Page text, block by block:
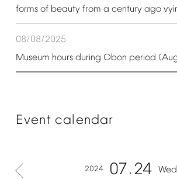
forms of beauty from a century ago
08/08/2025
Museum hours during Obon period
Event calendar
2024 07 24 Wed